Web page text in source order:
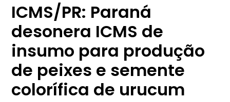
ICMS/PR: Paraná
desonera ICMS de
insumo para produção
de peixes e semente
colorífica de urucum